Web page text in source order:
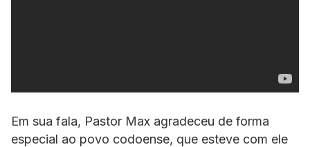
Em sua fala, Pastor Max agradeceu de forma
especial ao povo codoense, que esteve com ele